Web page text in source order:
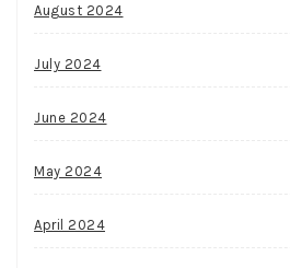
August 2024
July 2024
June 2024
May 2024
April 2024